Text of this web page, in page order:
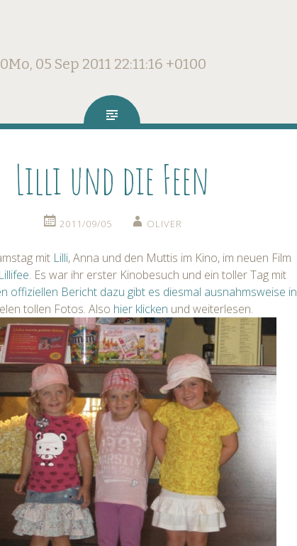
05 Sep 2011 22:11:16 +0100
Lilli und die Feen
2011/09/05 OLIVER
mit Lilli, Anna und den Muttis im Kino, im neuen Film
. Es war ihr erster Kinobesuch und ein toller Tag mit
offiziellen Bericht dazu gibt es diesmal ausnahmsweise in
tollen Fotos. Also hier klicken und weiterlesen.